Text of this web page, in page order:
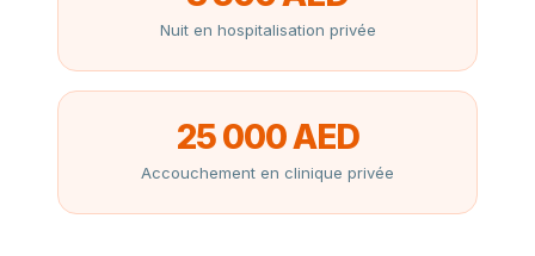
Nuit en hospitalisation privée
25 000 AED
Accouchement en clinique privée